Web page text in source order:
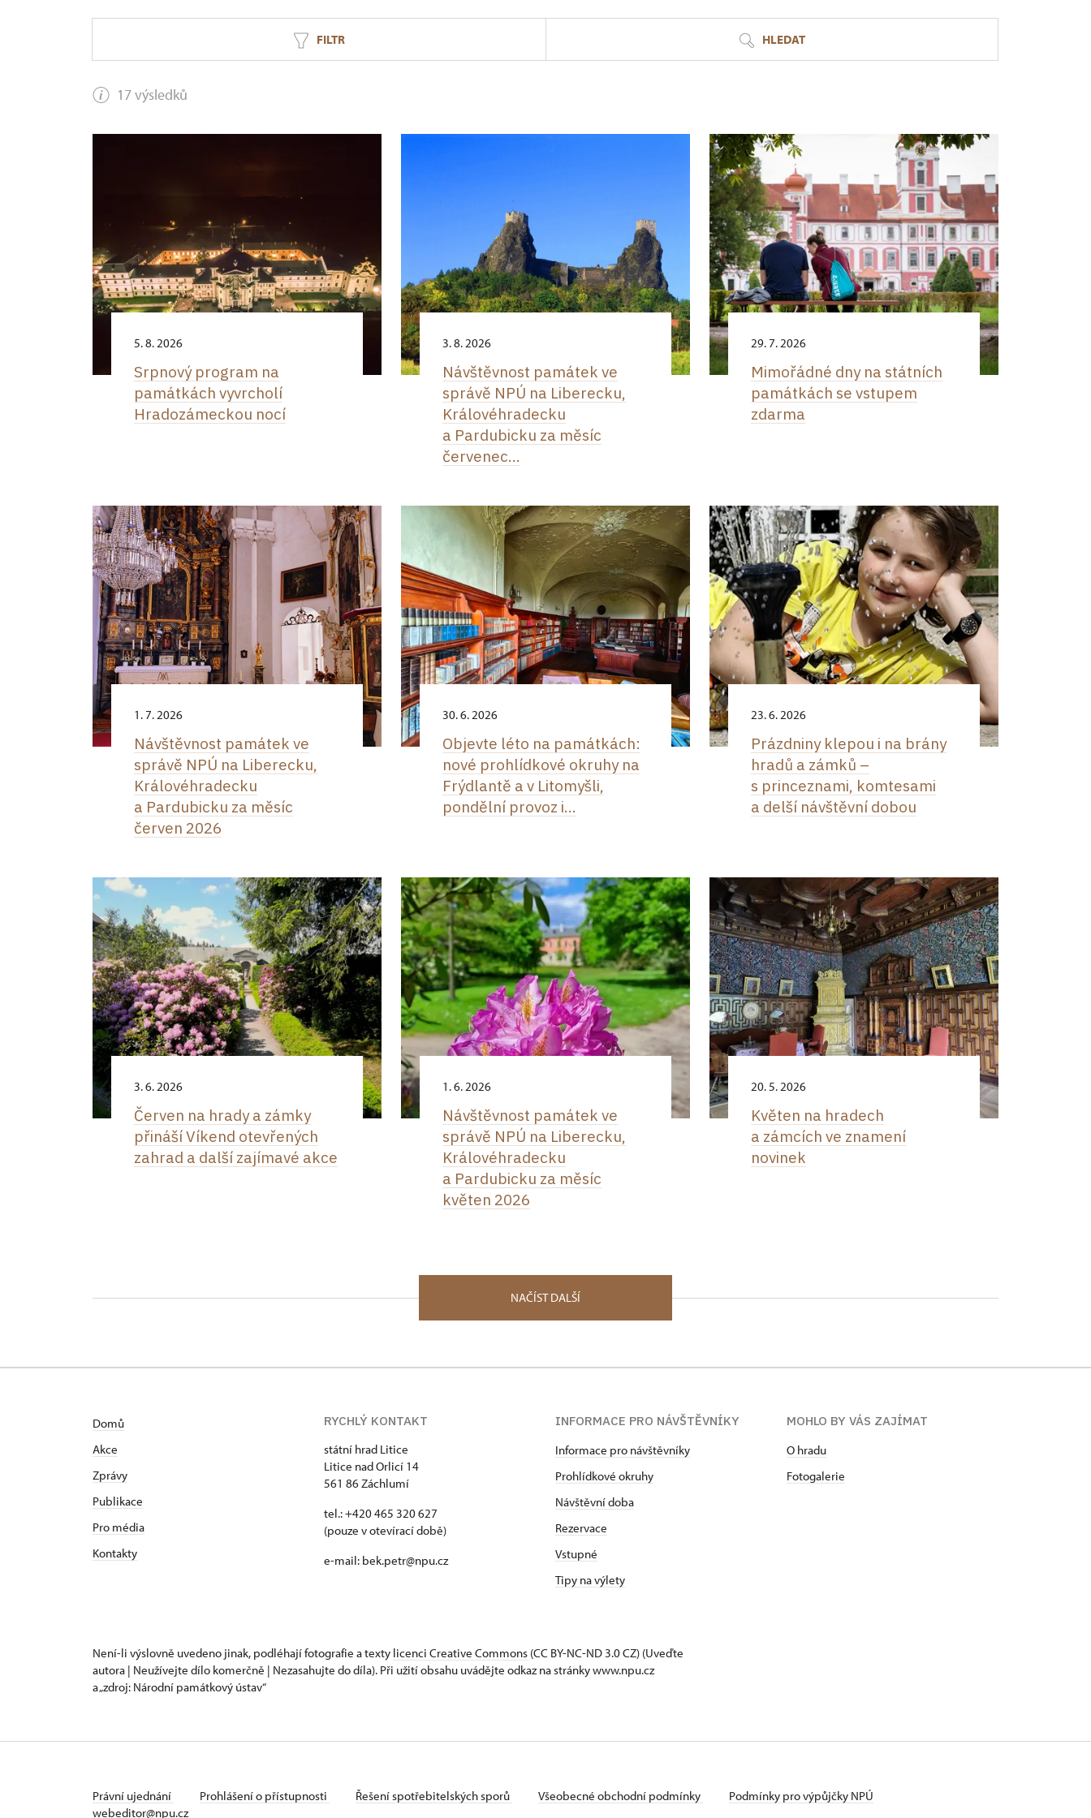
FILTR HLEDAT
17 výsledků
5. 8. 2026
Srpnový program na
památkách vyvrcholí
Hradozámeckou nocí
3. 8. 2026
Návštěvnost památek ve
správě NPÚ na Liberecku,
Královéhradecku
a Pardubicku za měsíc
červenec...
29. 7. 2026
Mimořádné dny na státních
památkách se vstupem
zdarma
1. 7. 2026
Návštěvnost památek ve
správě NPÚ na Liberecku,
Královéhradecku
a Pardubicku za měsíc
červen 2026
30. 6. 2026
Objevte léto na památkách:
nové prohlídkové okruhy na
Frýdlantě a v Litomyšli,
pondělní provoz i...
23. 6. 2026
Prázdniny klepou i na brány
hradů a zámků –
s princeznami, komtesami
a delší návštěvní dobou
3. 6. 2026
Červen na hrady a zámky
přináší Víkend otevřených
zahrad a další zajímavé akce
1. 6. 2026
Návštěvnost památek ve
správě NPÚ na Liberecku,
Královéhradecku
a Pardubicku za měsíc
květen 2026
20. 5. 2026
Květen na hradech
a zámcích ve znamení
novinek
NAČÍST DALŠÍ
Domů
Akce
Zprávy
Publikace
Pro média
Kontakty
RYCHLÝ KONTAKT
státní hrad Litice
Litice nad Orlicí 14
561 86 Záchlumí
tel.: +420 465 320 627
(pouze v otevírací době)
e-mail: bek.petr@npu.cz
INFORMACE PRO NÁVŠTĚVNÍKY
Informace pro návštěvníky
Prohlídkové okruhy
Návštěvní doba
Rezervace
Vstupné
Tipy na výlety
MOHLO BY VÁS ZAJÍMAT
O hradu
Fotogalerie
Není-li výslovně uvedeno jinak, podléhají fotografie a texty licenci Creative Commons (CC BY-NC-ND 3.0 CZ) (Uveďte
autora | Neužívejte dílo komerčně | Nezasahujte do díla). Při užití obsahu uvádějte odkaz na stránky www.npu.cz
a „zdroj: Národní památkový ústav“
Právní ujednání Prohlášení o přístupnosti Řešení spotřebitelských sporů Všeobecné obchodní podmínky
Podmínky pro výpůjčky NPÚ
webeditor@npu.cz